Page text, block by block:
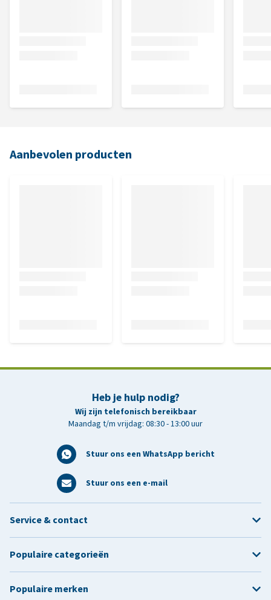
Aanbevolen producten
Heb je hulp nodig?
Wij zijn telefonisch bereikbaar
Maandag t/m vrijdag: 08:30 - 13:00 uur
Stuur ons een WhatsApp bericht
Stuur ons een e-mail
Service & contact
Populaire categorieën
Populaire merken